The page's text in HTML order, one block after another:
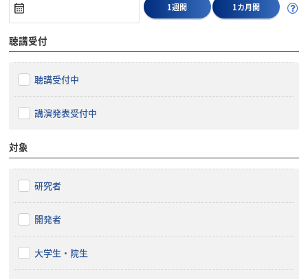
1週間 1カ月間
聴講受付
聴講受付中
講演発表受付中
対象
研究者
開発者
大学生・院生